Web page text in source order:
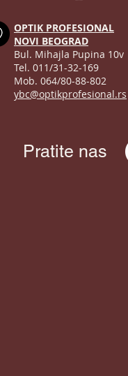
OPTIK PROFESIONAL
NOVI BEOGRAD
Bul. Mihajla Pupina 10v
Tel. 011/31-32-169
Mob. 064/80-88-802
ybc@optikprofesional.rs
Pratite nas